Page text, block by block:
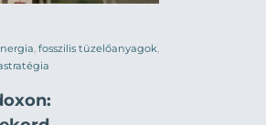
fosszilis tüzelőanyagok